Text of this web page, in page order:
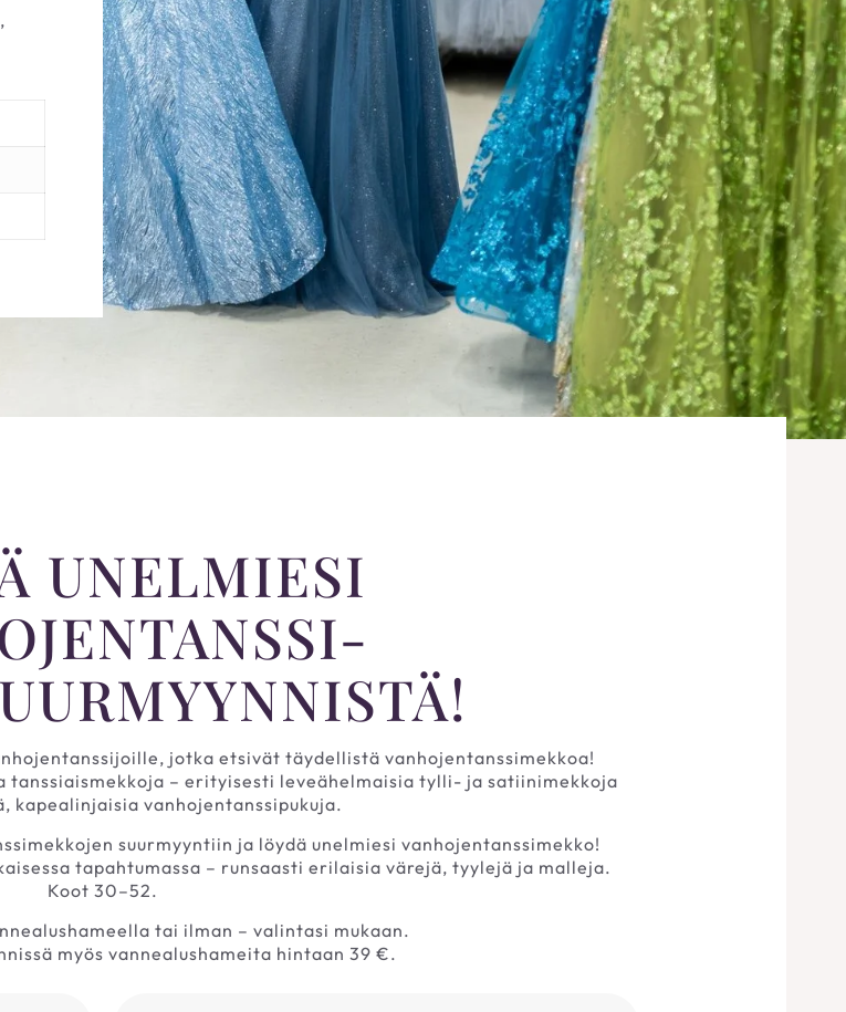
UNELMIESI
jotka etsivät täydellistä vanhojentanssimekkoa!
tanssiaismekkoja – erityisesti leveähelmaisia tylli- ja satiinimekkoja
kapealinjaisia vanhojentanssipukuja.
suurmyyntiin ja löydä unelmiesi vanhojentanssimekko!
tapahtumassa – runsaasti erilaisia värejä, tyylejä ja malleja.
Koot 30–52.
tai ilman – valintasi mukaan.
myös vannealushameita hintaan 39 €.